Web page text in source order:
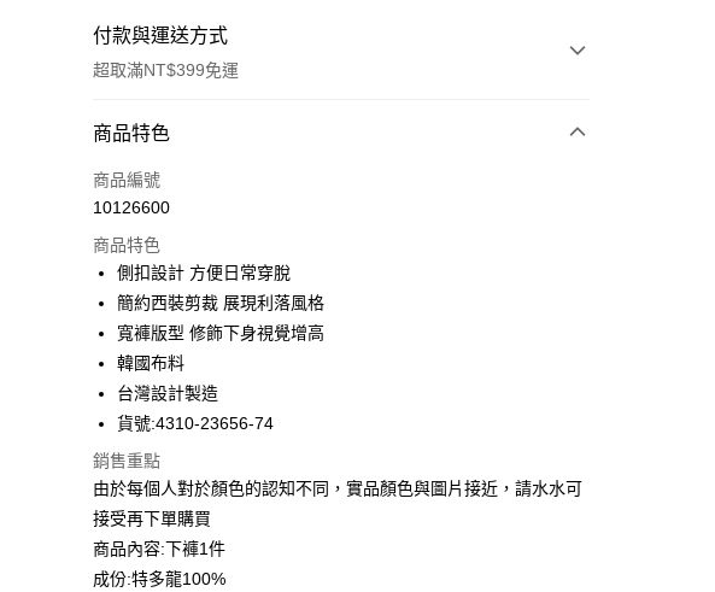
付款與運送方式
超取滿NT$399免運
付款方式
信用卡一次付款
3 期 0 利率 每期 NT$830
合作金庫商業銀行
華南商業銀行
國泰世華商業銀行
臺灣中小企業銀行
匯豐（台灣）商業銀行
聯邦商業銀行
玉山商業銀行
星展（台灣）商業銀行
台新國際商業銀行
台灣樂天信用卡公司
LINE Pay
街口支付
全盈+PAY
ATM付款
貨到付款
商品特色
商品編號
10126600
商品特色
側扣設計 方便日常穿脫
簡約西裝剪裁 展現利落風格
寬褲版型 修飾下身視覺增高
韓國布料
台灣設計製造
貨號:4310-23656-74
銷售重點
由於每個人對於顏色的認知不同，實品顏色與圖片接近，請水水可
接受再下單購買
商品內容:下褲1件
成份:特多龍100%